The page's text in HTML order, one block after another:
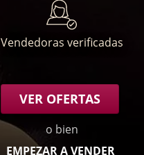
Vendedoras verificadas
VER OFERTAS
o bien
EMPEZAR A VENDER